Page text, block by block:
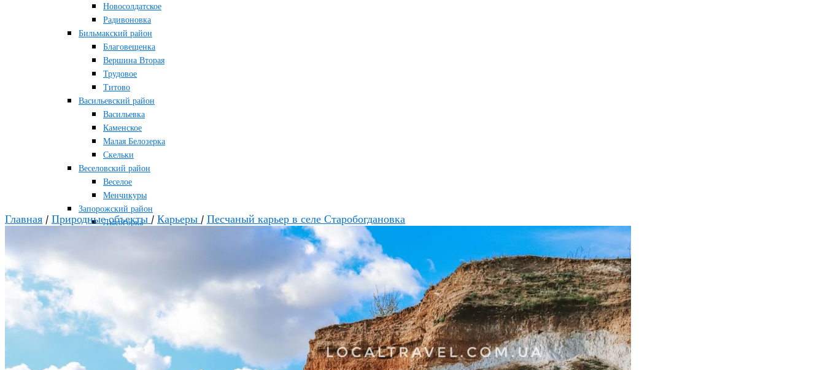
Новосолдатское
Радивоновка
Бильмакский район
Благовещенка
Вершина Вторая
Трудовое
Титово
Васильевский район
Васильевка
Каменское
Малая Белозерка
Скельки
Веселовский район
Веселое
Менчикуры
Запорожский район
Лысогорка
Заречное
Константиновка
Мелитополь
Мордвиновка
Главная / Природные объекты / Карьеры / Песчаный карьер в селе Старобогдановка